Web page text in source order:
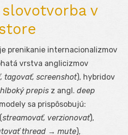
v
prenikanie internacionalizmov
vrstva anglicizmov
tagovať, screenshot), hybridov
hlboký prepis z angl. deep
sa prispôsobujú:
streamovať, verzionovať),
thread → mute),